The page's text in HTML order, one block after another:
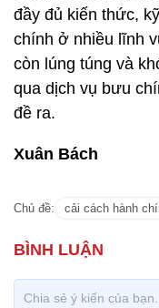
đầy đủ kiến thức,
chính ở nhiều lĩnh
còn lúng túng và
qua dịch vụ bưu
đề ra.
Xuân Bách
Chủ đề: cải cách hành